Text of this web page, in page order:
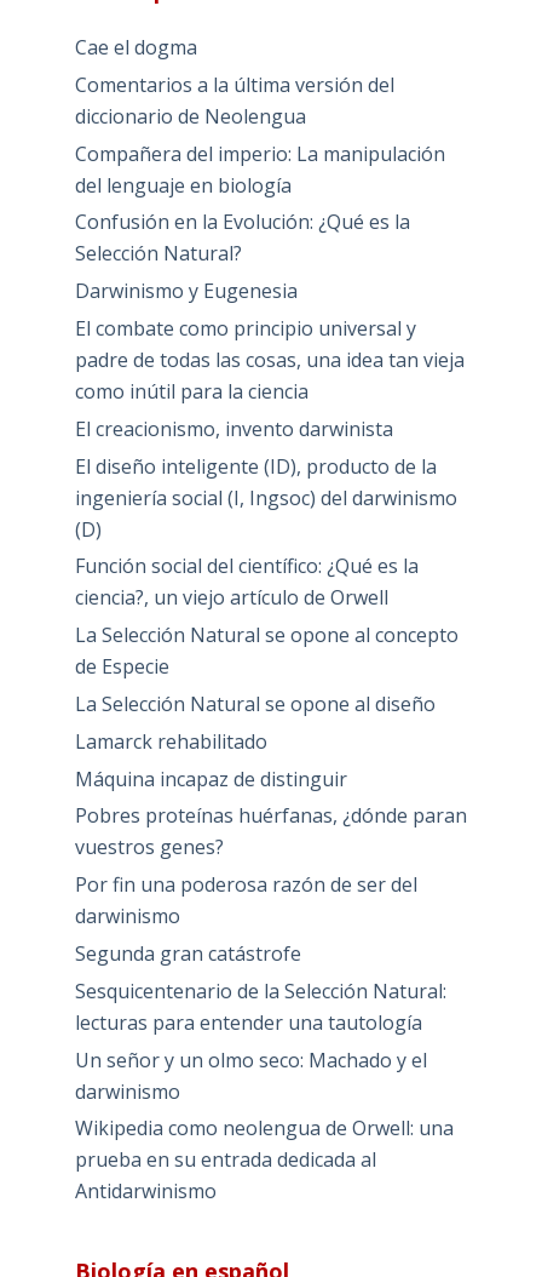
Cae el dogma
Comentarios a la última versión del
diccionario de Neolengua
Compañera del imperio: La manipulación
del lenguaje en biología
Confusión en la Evolución: ¿Qué es la
Selección Natural?
Darwinismo y Eugenesia
El combate como principio universal y
padre de todas las cosas, una idea tan vieja
como inútil para la ciencia
El creacionismo, invento darwinista
El diseño inteligente (ID), producto de la
ingeniería social (I, Ingsoc) del darwinismo
(D)
Función social del científico: ¿Qué es la
ciencia?, un viejo artículo de Orwell
La Selección Natural se opone al concepto
de Especie
La Selección Natural se opone al diseño
Lamarck rehabilitado
Máquina incapaz de distinguir
Pobres proteínas huérfanas, ¿dónde paran
vuestros genes?
Por fin una poderosa razón de ser del
darwinismo
Segunda gran catástrofe
Sesquicentenario de la Selección Natural:
lecturas para entender una tautología
Un señor y un olmo seco: Machado y el
darwinismo
Wikipedia como neolengua de Orwell: una
prueba en su entrada dedicada al
Antidarwinismo